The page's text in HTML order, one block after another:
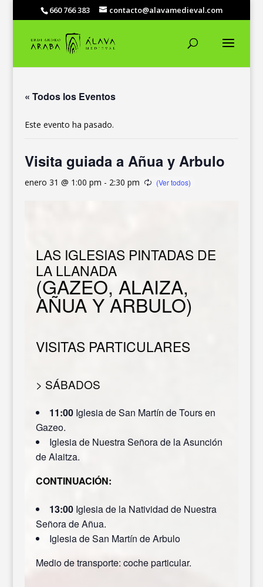
660 766 383 contacto@alavamedieval.com
« Todos los Eventos
Este evento ha pasado.
Visita guiada a Añua y Arbulo
enero 31 @ 1:00 pm - 2:30 pm
LAS IGLESIAS PINTADAS DE
LA LLANADA
(GAZEO, ALAIZA,
AÑUA Y ARBULO)
VISITAS PARTICULARES
> SÁBADOS
11:00Iglesia de San Martín de Tours en
Gazeo.
Iglesia de Nuestra Señora de la Asunción
de Alaitza.
CONTINUACIÓN:
13:00Iglesia de la Natividad de Nuestra
Señora de Añua.
Iglesia de San Martín de Arbulo
Medio de transporte: coche particular.